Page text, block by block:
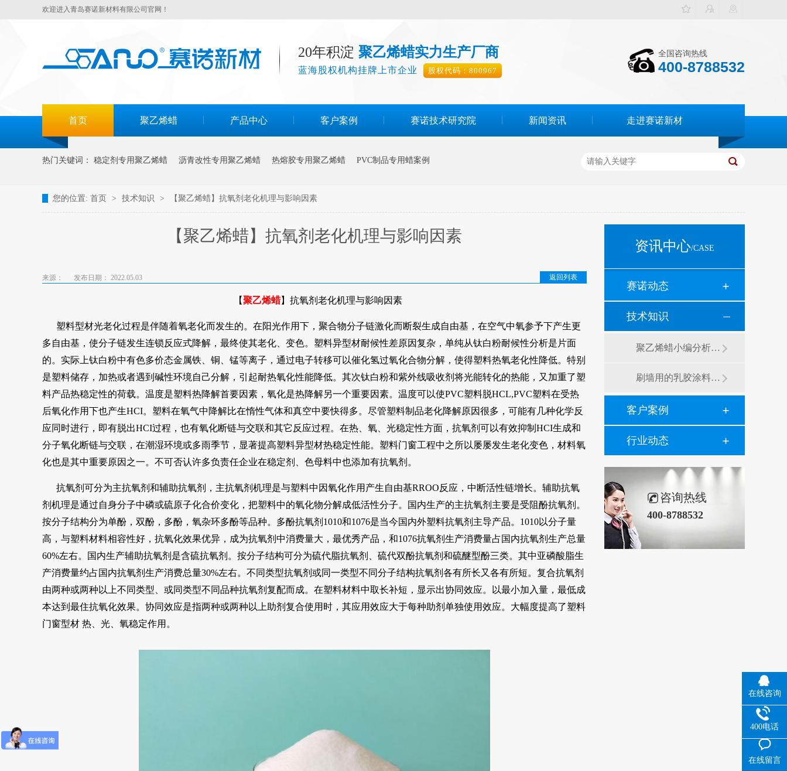
欢迎进入青岛赛诺新材料有限公司官网！
全国咨询热线
400-8788532
20年积淀 聚乙烯蜡实力生产厂商
蓝海股权机构挂牌上市企业 股权代码：800967
首页 聚乙烯蜡 产品中心 客户案例 赛诺技术研究院 新闻资讯 走进赛诺新材
热门关键词： 稳定剂专用聚乙烯蜡 沥青改性专用聚乙烯蜡 热熔胶专用聚乙烯蜡 PVC制品专用蜡案例
您的位置: 首页 > 技术知识 > 【聚乙烯蜡】抗氧剂老化机理与影响因素
【聚乙烯蜡】抗氧剂老化机理与影响因素
返回列表
来源： 发布日期： 2022.05.03
【聚乙烯蜡】抗氧剂老化机理与影响因素
塑料型材光老化过程是伴随着氧老化而发生的。在阳光作用下，聚合物分子链激化而断裂生成自由基，在空气中氧参予下产生更
多自由基，使分子链发生连锁反应式降解，最终使其老化、变色。塑料异型材耐候性差原因复杂，单纯从钛白粉耐候性分析是片面
的。实际上钛白粉中有色多价态金属铁、铜、锰等离子，通过电子转移可以催化氢过氧化合物分解，使得塑料热氧老化性降低。特别
是塑料储存，加热或者遇到碱性环境自己分解，引起耐热氧化性能降低。其次钛白粉和紫外线吸收剂将光能转化的热能，又加重了塑
料产品热稳定性的荷载。温度是塑料热降解首要因素，氧化是热降解另一个重要因素。温度可以使PVC塑料脱HCL,PVC塑料在受热
后氧化作用下也产生HCI。塑料在氧气中降解比在惰性气体和真空中要快得多。尽管塑料制品老化降解原因很多，可能有几种化学反
应同时进行，即有脱出HCI过程，也有氧化断链与交联和其它反应过程。在热、氧、光稳定性方面，抗氧剂可以有效抑制HCI生成和
分子氧化断链与交联，在潮湿环境或多雨季节，显著提高塑料异型材热稳定性能。塑料门窗工程中之所以屡屡发生老化变色，材料氧
化也是其中重要原因之一。不可否认许多负责任企业在稳定剂、色母料中也添加有抗氧剂。
抗氧剂可分为主抗氧剂和辅助抗氧剂，主抗氧剂机理是与塑料中因氧化作用产生自由基RROO反应，中断活性链增长。辅助抗氧
剂机理是通过自身分子中磷或硫原子化合价变化，把塑料中的氧化物分解成低活性分子。国内生产的主抗氧剂主要是受阻酚抗氧剂。
按分子结构分为单酚，双酚，多酚，氧杂环多酚等品种。多酚抗氧剂1010和1076是当今国内外塑料抗氧剂主导产品。1010以分子量
高，与塑料材料相容性好，抗氧化效果优异，成为抗氧剂中消费量大，最优秀产品，和1076抗氧剂生产消费量占国内抗氧剂生产总量
60%左右。国内生产辅助抗氧剂是含硫抗氧剂。按分子结构可分为硫代脂抗氧剂、硫代双酚抗氧剂和硫醚型酚三类。其中亚磷酸脂生
产消费量约占国内抗氧剂生产消费总量30%左右。不同类型抗氧剂或同一类型不同分子结构抗氧剂各有所长又各有所短。复合抗氧剂
由两种或两种以上不同类型、或同类型不同品种抗氧剂复配而成。在塑料材料中取长补短，显示出协同效应。以最小加入量，最低成
本达到最住抗氧化效果。协同效应是指两种或两种以上助剂复合使用时，其应用效应大于每种助剂单独使用效应。大幅度提高了塑料
门窗型材 热、光、氧稳定作用。
资讯中心/CASE
赛诺动态
技术知识
聚乙烯蜡小编分析有机硅消泡剂优缺点及主要分类和性能
刷墙用的乳胶涂料用青岛赛诺分散剂的原因竟然是....？
客户案例
行业动态
咨询热线
400-8788532
在线咨询
400电话
在线留言